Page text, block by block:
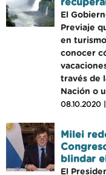
El
Previaje
en
conocer
través de
Nación o
08.10.2020 |
Milei
blindar
El